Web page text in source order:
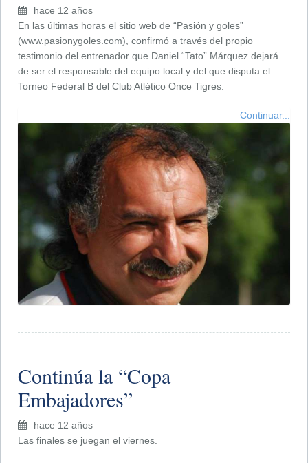
hace 12 años
En las últimas horas el sitio web de “Pasión y goles”
(www.pasionygoles.com), confirmó a través del propio
testimonio del entrenador que Daniel “Tato” Márquez dejará
de ser el responsable del equipo local y del que disputa el
Torneo Federal B del Club Atlético Once Tigres.
Continuar...
Continúa la “Copa
Embajadores”
hace 12 años
Las finales se juegan el viernes.